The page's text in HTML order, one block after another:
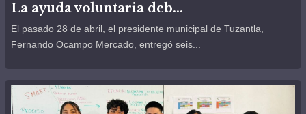
La ayuda voluntaria deb...
El pasado 28 de abril, el presidente municipal de Tuzantla,
Fernando Ocampo Mercado, entregó seis...